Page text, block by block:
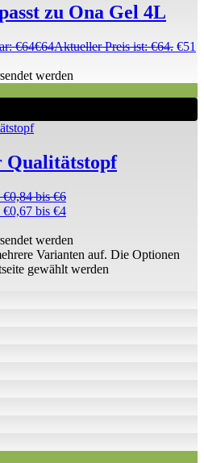
zu Ona Gel 4L
€64€64Aktueller Preis ist: €64. €51
werden
Qualitätstopf
€0,84 bis €6
€0,67 bis €4
werden
Varianten auf. Die Optionen
gewählt werden